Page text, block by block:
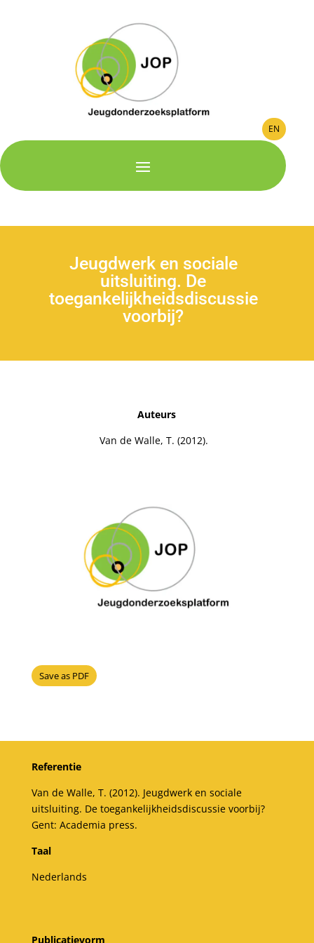
EN
Jeugdwerk en sociale
uitsluiting. De
toegankelijkheidsdiscussie
voorbij?
Auteurs
Van de Walle, T. (2012).
Save as PDF
Referentie
Van de Walle, T. (2012). Jeugdwerk en sociale
uitsluiting. De toegankelijkheidsdiscussie voorbij?
Gent: Academia press.
Taal
Nederlands
Publicatievorm